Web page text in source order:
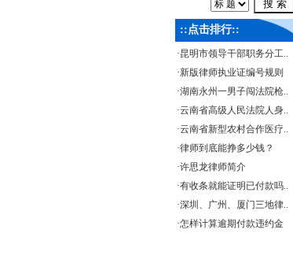
::点击排行::
·昆明市领导干部职务分工..
·新版律师执业证编号规则
·湖南永州一男子闯法院枪..
·云南省高级人民法院人身..
·云南省新型农村合作医疗..
·律师到底能挣多少钱？
·许思龙律师简介
·有收条就能证明已付款吗..
·深圳、广州、厦门三地律..
·怎样计算逾期付款违约金